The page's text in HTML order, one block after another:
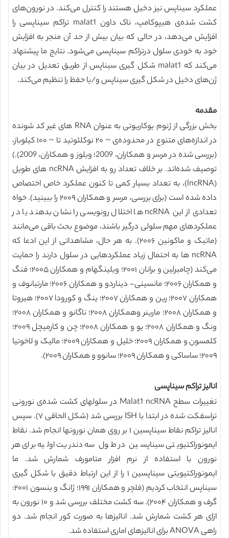
عملکرد سیناپس نیز دخیل هستند را کنترل می‌کند. در نورون‌های
کشت شده‌ی هیپوکامپ، ناک داون malat1 تراکم سیناپسی را
افزایش می‌دهد، در حالی که بیان بیش از حد آن منجر به افزایش
خود به خودی سلول درتراکم سیناپسی می‌شود. نتایج ما پیشنهاد
می‌کند که malat1 شکل گیری سیناپس از طریق تعدیل در بیان
ژن‌های دخیل در شکل گیری سیناپس و/یا حفظ را تنظیم می‌کند.
مقدمه
بخش بزرگی از ژنوم یوکاریوتی به عنوان RNA های غیر کد شونده
در اندازه‌های متنوع در محدوده‌ی ‍‍~ ۲۰ نوکلئوتید تا ~ ۱۰۰ کیلوباز،
(بررسی شده در مرسر و همکاران، 2009؛ ویلوز و همکاران، 2009).)
توصیف شده‌اند. بر خلاف تعداد رو به افزایش ncRNA های طویل
(lncRNA)، به تعداد بسیار کمی تا کنون عملکرد خاص اختصاص
داده شده است (برای بررسی، مرسر و همکاران ۲۰۰۹ را ببینید). خواه
تعدادی از این ncRNA ها اختلال رونویسی را نشان بدهند یا در
عملکردهای مهم سلولی درگیر باشند، موضوع بحث باقی می‌مانند
(ماتیک و ماکونین ۲۰۰۶). به هر حال، مشاهداتی از این ادعا که
ncRNA ها به احتمال زیاد عملکردهایی در سلول دارند را حمایت
می‌کند (چامبرلین و برانان ۲۰۰۱؛ ویلینگهام و همکاران ۲۰۰۵؛ فنگ
و همکاران ۲۰۰۶؛ مانسینی- دیناردو و همکاران ۲۰۰۶؛ مارتیانوف و
همکاران ۲۰۰۷؛ رین و همکاران ۲۰۰۷؛ ینگ و کورودا ۲۰۰۷؛ هیروتا
و همکاران ۲۰۰۸؛ مارینر وهمکاران ۲۰۰۸؛ ناگانو و همکاران ۲۰۰۸؛
ونگ و همکاران ۲۰۰۸؛ یو و همکاران ۲۰۰۸؛ چن و کارمیچل ۲۰۰۹؛
کلمسون و همکاران ۲۰۰۹؛ خلیل و همکاران ۲۰۰۹؛ مالیک و لاخوتیا
۲۰۰۹؛ ساساکی و همکاران ۲۰۰۹؛ سانوو و همکاران ۲۰۰۹).
انالیز تراکم سیناپسی
تغییرات سطح Malat1 ncRNA در سلولهای کشت شده‌ی نورونی
تراسفکت شده در ابتدا با ISH بررسی شد (شکل الحاقی ۷). سپس
انالیز تراکم نقاط سیناپسین ۱ بر روی همان نورونها انجام شد. نقاط
ایمونوراکتیویتی سیناپسین در طول سه دندریت اولیه برای هر
نورون با استفاده از نرم افزار متامورف شمارش شد. ما
ایمونوراکتیویتی سیناپسین ۱ را از این ارتباط دقیق با شکل گیری
سیناپس انتخاب کردیم (فلچر و همکاران ۱۹۹۱؛ ژانگ و بنسون ۲۰۰۱:
گرف و همکاران ۲۰۰۴). سه کشت مختلف بررسی شد و ۱۰ نورون به
ازای هر کشت شمارش شد. انالیزها به صورت کور انجام شد. دو
راهی ANOVA برای انالیزهای اماری استفاده شد.